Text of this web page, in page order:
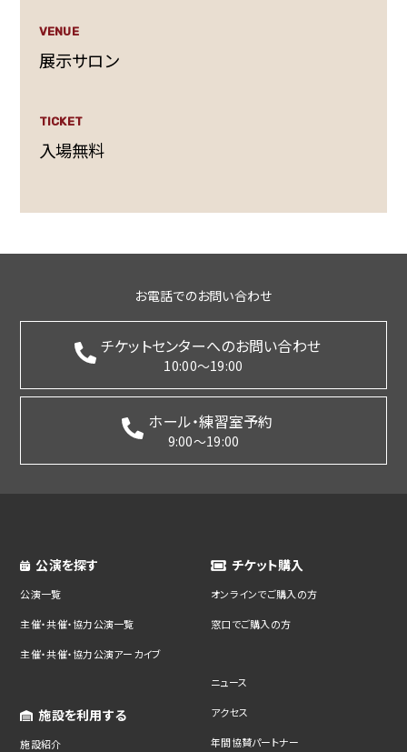
VENUE
展示サロン
TICKET
入場無料
お電話でのお問い合わせ
チケットセンターへのお問い合わせ
10:00～19:00
ホール・練習室予約
9:00～19:00
公演を探す
公演一覧
主催・共催・協力公演一覧
主催・共催・協力公演アーカイブ
施設を利用する
施設紹介
チケット購入
オンラインでご購入の方
窓口でご購入の方
ニュース
アクセス
年間協賛パートナー